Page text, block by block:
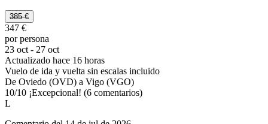
385 €
347 €
por persona
23 oct - 27 oct
Actualizado hace 16 horas
Vuelo de ida y vuelta sin escalas incluido
De Oviedo (OVD) a Vigo (VGO)
10/10 ¡Excepcional! (6 comentarios)
L